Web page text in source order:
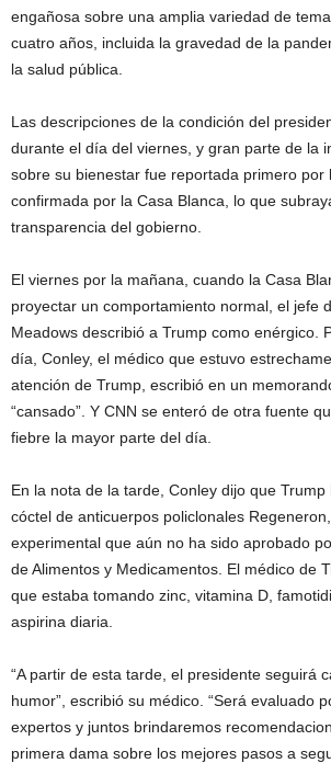
engañosa sobre una amplia variedad de
cuatro años, incluida la gravedad de la
la salud pública.
Las descripciones de la condición del
durante el día del viernes, y gran parte de la
sobre su bienestar fue reportada primero por
confirmada por la Casa Blanca, lo que
transparencia del gobierno.
El viernes por la mañana, cuando la Casa
proyectar un comportamiento normal, el jefe
Meadows describió a Trump como enérgico.
día, Conley, el médico que estuvo
atención de Trump, escribió en un
“cansado”. Y CNN se enteró de otra fuente
fiebre la mayor parte del día.
En la nota de la tarde, Conley dijo que
cóctel de anticuerpos policlonales
experimental que aún no ha sido aprobado
de Alimentos y Medicamentos. El médico de
que estaba tomando zinc, vitamina D,
aspirina diaria.
“A partir de esta tarde, el presidente seguirá
humor”, escribió su médico. “Será evaluado
expertos y juntos brindaremos
primera dama sobre los mejores pasos a